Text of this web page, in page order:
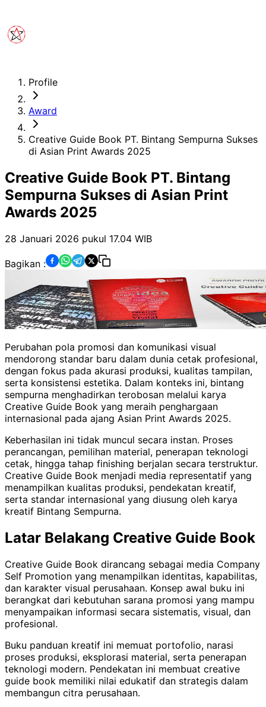
Profile
Award
Creative Guide Book PT. Bintang Sempurna Sukses
di Asian Print Awards 2025
Creative Guide Book PT. Bintang
Sempurna Sukses di Asian Print
Awards 2025
28 Januari 2026 pukul 17.04 WIB
Bagikan :
Perubahan pola promosi dan komunikasi visual
mendorong standar baru dalam dunia cetak profesional,
dengan fokus pada akurasi produksi, kualitas tampilan,
serta konsistensi estetika. Dalam konteks ini, bintang
sempurna menghadirkan terobosan melalui karya
Creative Guide Book yang meraih penghargaan
internasional pada ajang Asian Print Awards 2025.
Keberhasilan ini tidak muncul secara instan. Proses
perancangan, pemilihan material, penerapan teknologi
cetak, hingga tahap finishing berjalan secara terstruktur.
Creative Guide Book menjadi media representatif yang
menampilkan kualitas produksi, pendekatan kreatif,
serta standar internasional yang diusung oleh karya
kreatif Bintang Sempurna.
Latar Belakang Creative Guide Book
Creative Guide Book dirancang sebagai media Company
Self Promotion yang menampilkan identitas, kapabilitas,
dan karakter visual perusahaan. Konsep awal buku ini
berangkat dari kebutuhan sarana promosi yang mampu
menyampaikan informasi secara sistematis, visual, dan
profesional.
Buku panduan kreatif ini memuat portofolio, narasi
proses produksi, eksplorasi material, serta penerapan
teknologi modern. Pendekatan ini membuat creative
guide book memiliki nilai edukatif dan strategis dalam
membangun citra perusahaan.